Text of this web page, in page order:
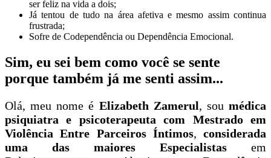
ser feliz na vida a dois;
Já tentou de tudo na área afetiva e mesmo assim continua
frustrada;
Sofre de Codependência ou Dependência Emocional.
Sim, eu sei bem como você se sente
porque também já me senti assim...
Olá, meu nome é Elizabeth Zamerul, soumédica
psiquiatra e psicoterapeuta com Mestrado em
Violência Entre Parceiros Íntimos, considerada
uma das maiores Especialistas em